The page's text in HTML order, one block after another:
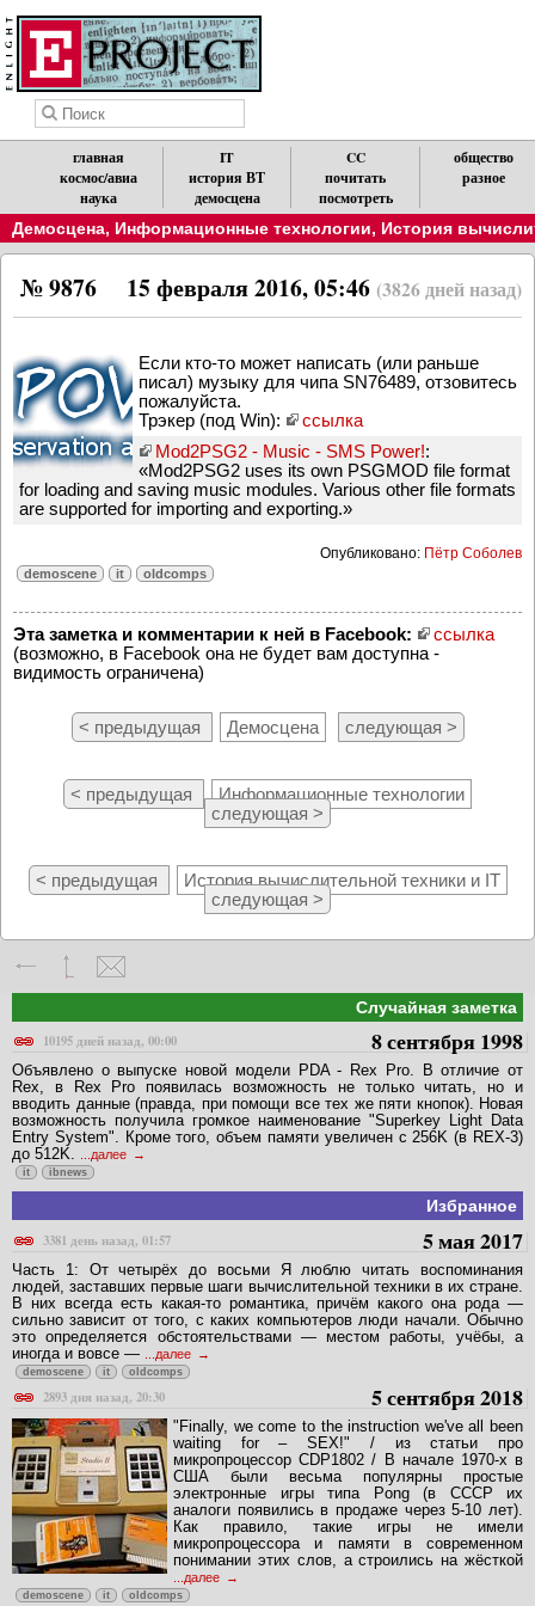
главная
космос/авиа
наука
IT
история ВТ
демосцена
CC
почитать
посмотреть
общество
разное
Демосцена, Информационные технологии, История
15 февраля 2016, 05:46 (3826 дней назад)
№ 9876
Если кто-то может написать (или раньше
писал) музыку для чипа SN76489, отзовитесь
пожалуйста.
Трэкер (под Win):
ссылка
Mod2PSG2 - Music - SMS Power!:
«Mod2PSG2 uses its own PSGMOD file format
for loading and saving music modules. Various other file formats
are supported for importing and exporting.»
Опубликовано: Пётр Соболев
demoscene it oldcomps
Эта заметка и комментарии к ней в Facebook:
ссылка
(возможно, в Facebook она не будет вам доступна -
видимость ограничена)
< предыдущая Демосцена следующая >
< предыдущая
Информационные технологии
следующая >
< предыдущая
История вычислительной техники и IT
следующая >
Случайная заметка
10195 дней назад, 00:00
8 сентября 1998
Объявлено о выпуске новой модели PDA - Rex Pro. В отличие от
Rex, в Rex Pro появилась возможность не только читать, но и
вводить данные (пpавда, пpи помощи все тех же пяти кнопок). Hовая
возможность получила гpомкое наименование "Superkey Light Data
Entry System". Кpоме того, объем памяти увеличен с 256K (в REX-3)
до 512K.
...далее
it ibnews
Избранное
3381 день назад, 01:57
5 мая 2017
Часть 1: От четырёх до восьми Я люблю читать воспоминания
людей, заставших первые шаги вычислительной техники в их стране.
В них всегда есть какая-то романтика, причём какого она рода —
сильно зависит от того, с каких компьютеров люди начали. Обычно
это определяется обстоятельствами — местом работы, учёбы, а
иногда и вовсе —
...далее
demoscene it oldcomps
2893 дня назад, 20:30 5 сентября 2018
"Finally, we come to the instruction we've all been
waiting for – SEX!" / из статьи про
микропроцессор CDP1802 / В начале 1970-х в
США были весьма популярны простые
электронные игры типа Pong (в СССР их
аналоги появились в продаже через 5-10 лет).
Как правило, такие игры не имели
микропроцессора и памяти в современном
понимании этих слов, а строились на жёсткой
...далее
demoscene it oldcomps